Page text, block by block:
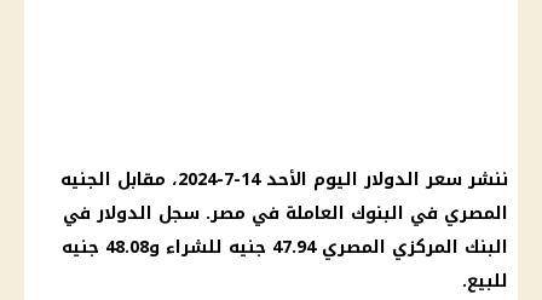
ننشر سعر الدولار اليوم الأحد 14-7-2024، مقابل الجنيه
المصري في البنوك العاملة في مصر. سجل الدولار في
البنك المركزي المصري 47.94 جنيه للشراء و48.08 جنيه
للبيع.